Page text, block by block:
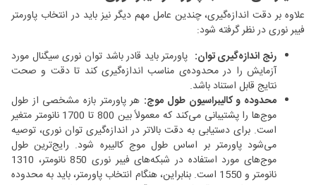
علاوه بر دقت اندازه‌گیری، چندین عامل مهم دیگر نیز باید در انتخاب پاورمتر
فیبر نوری در نظر گرفته شود:
رنج اندازه‌گیری توان: پاورمتر باید قادر باشد توان نوری سیگنال مورد
آزمایش را در محدوده‌ی مناسب اندازه‌گیری کند تا دقت و صحت
نتایج قابل استناد باشد.
محدوده و کالیبراسیون طول موج: هر پاورمتر بازه مشخصی از طول
موج‌ها را پشتیبانی می‌کند که معمولاً بین 800 تا 1700 نانومتر متغیر
است. برای دستیابی به دقت بالاتر در اندازه‌گیری توان نوری، توصیه
می‌شود پاورمتر بر اساس طول موج کالیبره شود. رایج‌ترین طول
موج‌های مورد استفاده در شبکه‌های فیبر نوری 850 نانومتر، 1310
نانومتر و 1550 است. بنابراین، هنگام انتخاب پاورمتر، باید به محدوده